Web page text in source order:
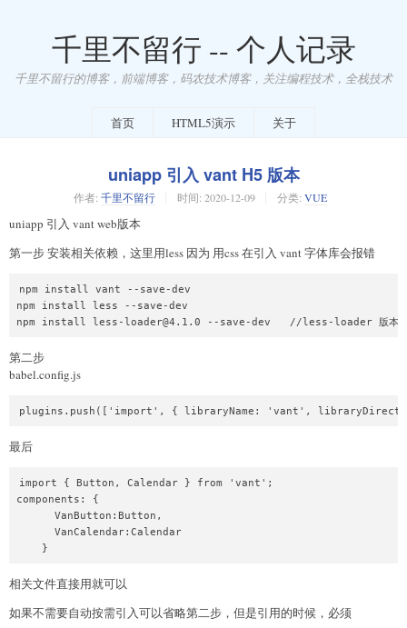
千里不留行 -- 个人记录
千里不留行的博客，前端博客，码农技术博客，关注编程技术，全栈技术
首页 HTML5演示 关于
uniapp 引入 vant H5 版本
作者: 千里不留行 时间: 2020-12-09 分类: VUE
uniapp 引入 vant web版本
第一步 安装相关依赖，这里用less 因为 用css 在引入 vant 字体库会报错
npm install vant --save-dev
npm install less --save-dev
npm install less-loader@4.1.0 --save-dev   //less-loader 版本过
第二步
babel.config.js
最后
import { Button, Calendar } from 'vant';
components: {
      VanButton:Button,
      VanCalendar:Calendar
相关文件直接用就可以
如果不需要自动按需引入可以省略第二步，但是引用的时候，必须